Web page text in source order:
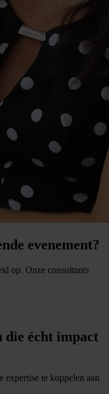
evenement?
op. Onze consultants
die écht impact
expertise te koppelen aan